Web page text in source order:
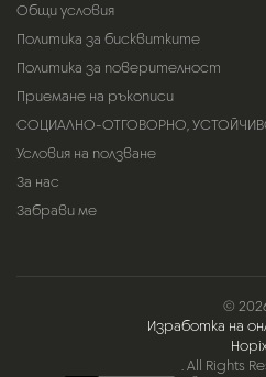
Общи условия
Политика за бисквитките
Политика за поверителност
Приемане на ръкописи
СОЦИАЛНО-ОТГОВОРНО,
Условия на ползване
За нас
Забрави ме
©
Изработка на
. All Rights